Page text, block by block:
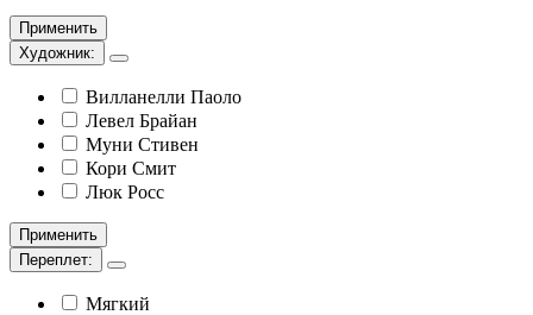
Применить
Художник:
Вилланелли Паоло
Левел Брайан
Муни Стивен
Кори Смит
Люк Росс
Применить
Переплет:
Мягкий